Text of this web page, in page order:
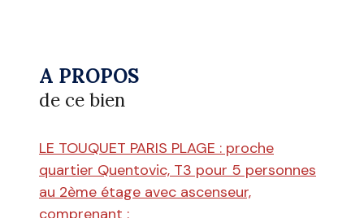
A PROPOS
de ce bien
LE TOUQUET PARIS PLAGE : proche
quartier Quentovic, T3 pour 5 personnes
au 2ème étage avec ascenseur,
comprenant :